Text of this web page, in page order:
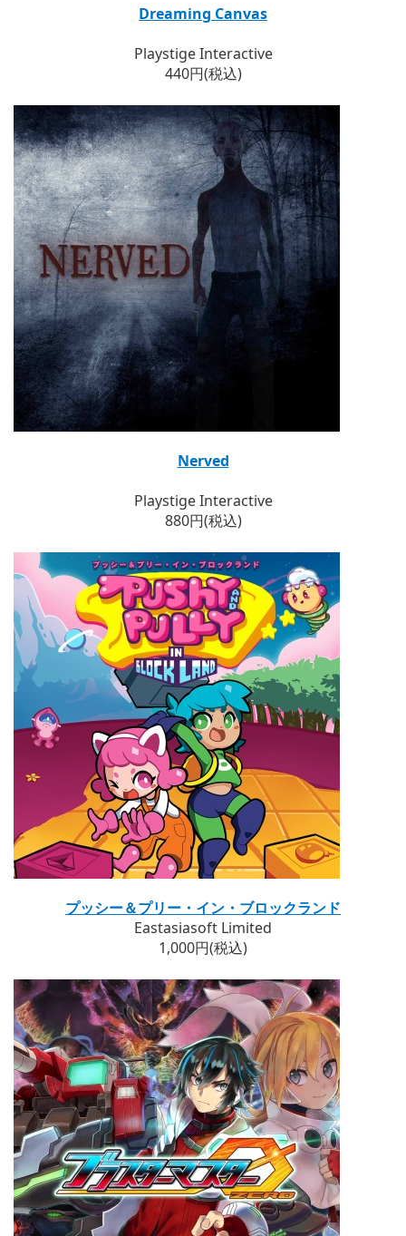
Dreaming Canvas
Playstige Interactive
440円(税込)
Nerved
Playstige Interactive
880円(税込)
プッシー＆プリー・イン・ブロックランド
Eastasiasoft Limited
1,000円(税込)